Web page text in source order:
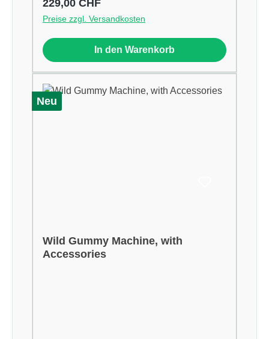
229,00 CHF
Preise zzgl. Versandkosten
In den Warenkorb
Neu
Wild Gummy Machine, with
Accessories